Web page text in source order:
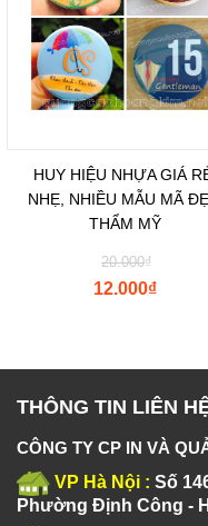
HUY HIỆU NHỰA GIÁ
NHẸ, NHIỀU MẪU MÃ
THẨM MỸ
₫
20.000
₫
12.000
THÔNG TIN LIÊN
CÔNG TY CP IN VÀ
VP Hà Nội : Số
Phường Định Công -